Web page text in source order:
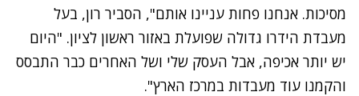
מסיכות. אנחנו פחות עניינו אותם", הסביר רון, בעל
מעבדת הידרו גדולה שפועלת באזור ראשון לציון. "היום
יש יותר אכיפה, אבל העסק שלי ושל האחרים כבר התבסס
והקמנו עוד מעבדות במרכז הארץ".